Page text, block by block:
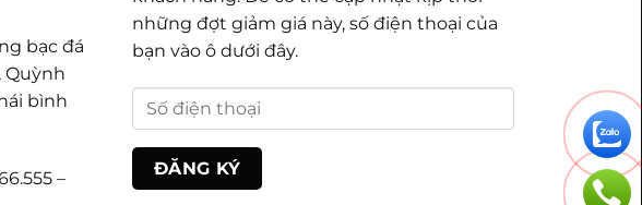
bạc đá
Quỳnh
bình
–
những đợt giảm giá này, số điện thoại của
bạn vào ô dưới đây.